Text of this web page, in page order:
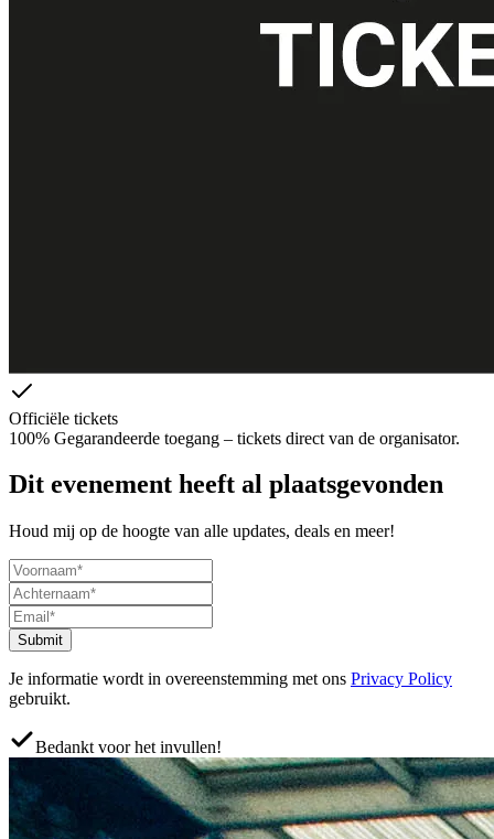
Officiële tickets
100% Gegarandeerde toegang – tickets direct van de organisator.
Dit evenement heeft al plaatsgevonden
Houd mij op de hoogte van alle updates, deals en meer!
Submit
Je informatie wordt in overeenstemming met ons Privacy Policy
gebruikt.
Bedankt voor het invullen!